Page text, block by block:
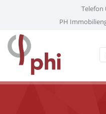
Telefon
PH